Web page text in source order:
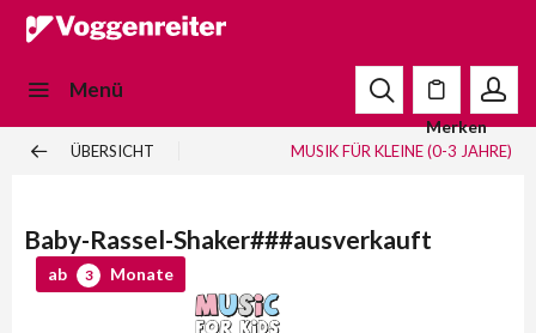
Menü
Merken
ÜBERSICHT MUSIK FÜR KLEINE (0-3 JAHRE)
Baby-Rassel-Shaker###ausverkauft
ab 3 Monate